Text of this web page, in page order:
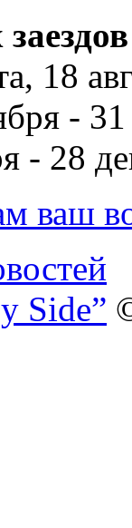
18
-
- 28
ваш
Side”